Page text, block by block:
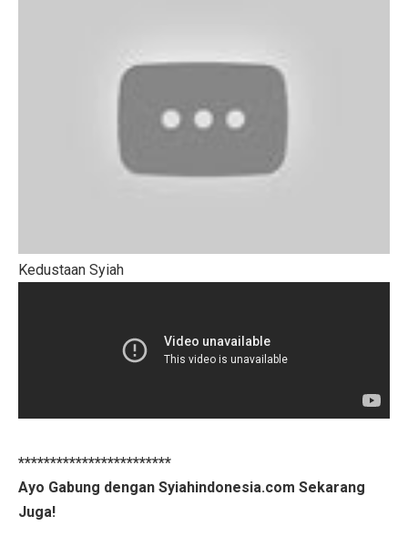
Kedustaan Syiah
************************
Ayo Gabung dengan Syiahindonesia.com Sekarang
Juga!